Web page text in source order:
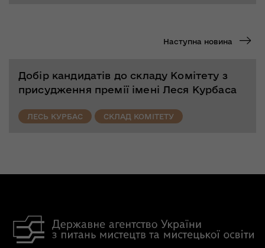
Наступна новина
Добір кандидатів до складу Комітету з
присудження премії імені Леся Курбаса
ЛЕСЬ КУРБАС СКЛАД КОМІТЕТУ